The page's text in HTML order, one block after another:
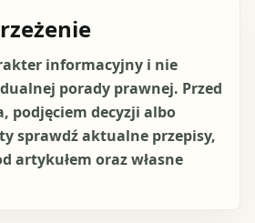
informacyjny i nie
porady prawnej. Przed
podjęciem decyzji albo
sprawdź aktualne przepisy,
artykułem oraz własne